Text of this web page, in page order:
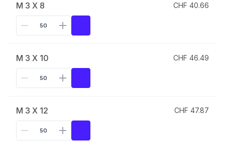
M 3 X 8 CHF 40.66
M 3 X 10 CHF 46.49
M 3 X 12 CHF 47.87